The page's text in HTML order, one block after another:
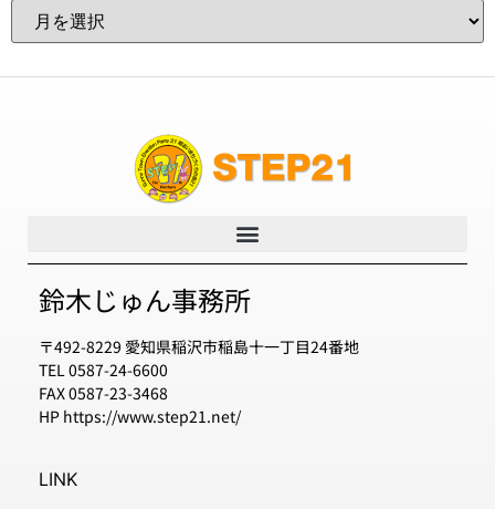
鈴木じゅん事務所
〒492-8229 愛知県稲沢市稲島十一丁目24番地
TEL 0587-24-6600
FAX 0587-23-3468
HP https://www.step21.net/
LINK